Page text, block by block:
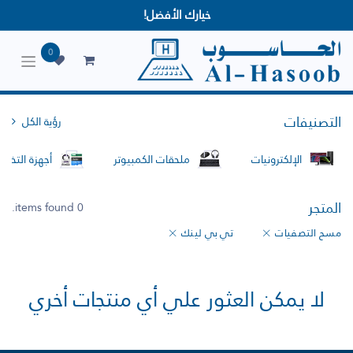
خيارك الأفضل!
0
التصنيفات
رؤية الكل
الإلكترونيات
ملحقات الكمبيوتر أجهزة
المتجر 0 items found.
مسح التصفيات تي بي لينك
لا يمكن العثور علي أي منتجات أخري